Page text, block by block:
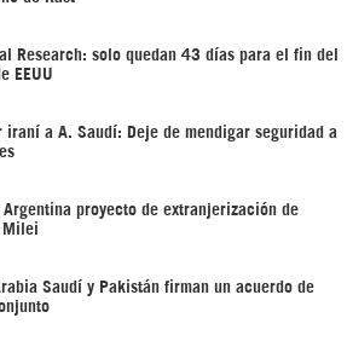
Research: solo quedan 43 días para el fin del
EEUU
iraní a A. Saudí: Deje de mendigar seguridad a
Argentina proyecto de extranjerización de
Milei
Saudí y Pakistán firman un acuerdo de